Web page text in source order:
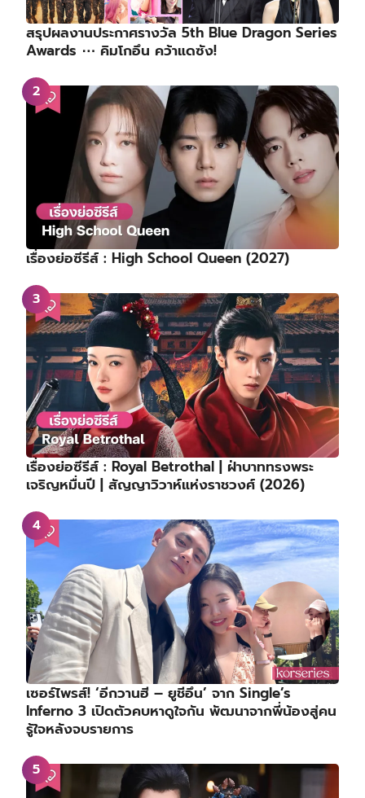
สรุปผลงานประกาศรางวัล 5th Blue Dragon Series
Awards ⋯ คิมโกอึน คว้าแดซัง!
เรื่องย่อซีรีส์ : High School Queen (2027)
เรื่องย่อซีรีส์ : Royal Betrothal | ฝ่าบาททรงพระ
เจริญหมื่นปี | สัญญาวิวาห์แห่งราชวงศ์ (2026)
เซอร์ไพรส์! ‘อีกวานฮี – ยูชีอึน’ จาก Single’s
Inferno 3 เปิดตัวคบหาดูใจกัน พัฒนาจากพี่น้องสู่คน
รู้ใจหลังจบรายการ